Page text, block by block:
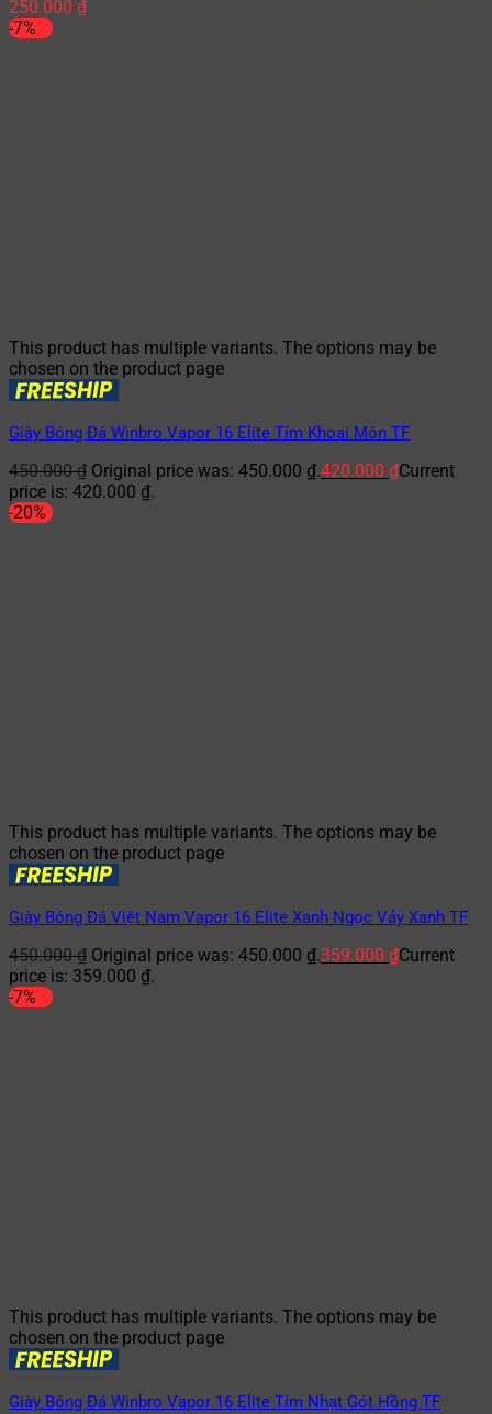
250.000 ₫
-7%
This product has multiple variants. The options may be
chosen on the product page
Giày Bóng Đá Winbro Vapor 16 Elite Tím Khoai Môn TF
450.000₫ Original price was: 450.000 ₫.420.000 ₫Current
price is: 420.000 ₫.
-20%
This product has multiple variants. The options may be
chosen on the product page
Giày Bóng Đá Việt Nam Vapor 16 Elite Xanh Ngọc Vảy Xanh TF
450.000₫ Original price was: 450.000 ₫.359.000 ₫Current
price is: 359.000 ₫.
-7%
This product has multiple variants. The options may be
chosen on the product page
Giày Bóng Đá Winbro Vapor 16 Elite Tím Nhạt Gót Hồng TF